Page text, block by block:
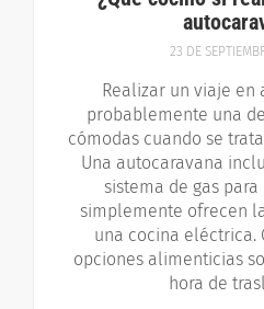
23 DE
Realizar un viaje en
probablemente una
cómodas cuando se
Una autocaravana
sistema de gas
simplemente ofrecen
una cocina eléctrica.
opciones alimenticias
hora de